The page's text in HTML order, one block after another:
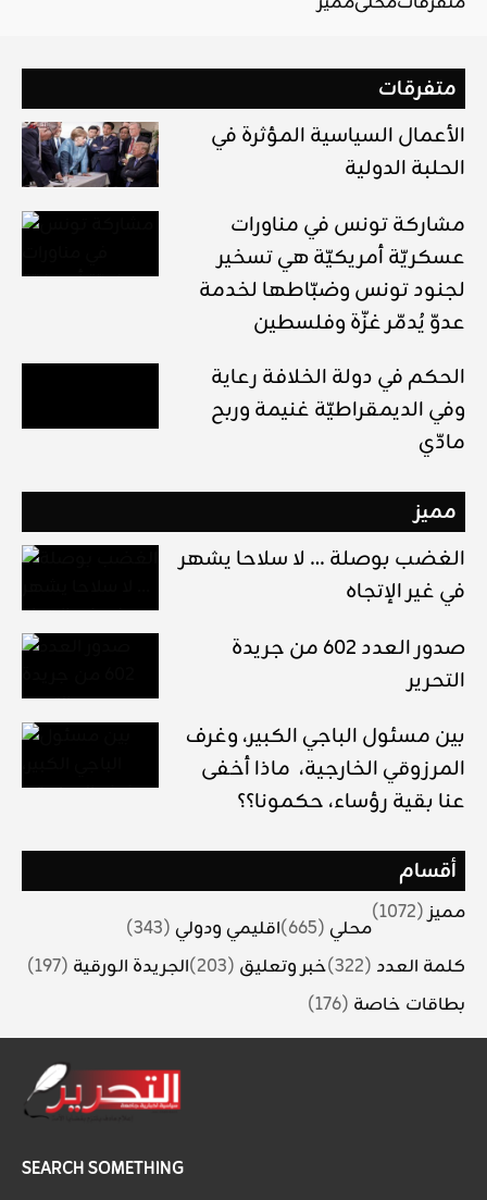
متفرقات
الأعمال السياسية المؤثرة في
الحلبة الدولية
مشاركة تونس في مناورات
عسكريّة أمريكيّة هي تسخير
لجنود تونس وضبّاطها لخدمة
عدوّ يُدمّر غزّة وفلسطين
الحكم في دولة الخلافة رعاية
وفي الديمقراطيّة غنيمة وربح
مادّي
مميز
الغضب بوصلة … لا سلاحا يشهر
في غير الإتجاه
صدور العدد 602 من جريدة
التحرير
بين مسئول الباجي الكبير، وغرف
المرزوقي الخارجية، ماذا أخفى
عنا بقية رؤساء، حكمونا؟؟
أقسام
مميز(1072)
محلي (665) اقليمي ودولي (343)
كلمة العدد (322) خبر وتعليق (203) الجريدة الورقية (197)
بطاقات خاصة (176)
SEARCH SOMETHING